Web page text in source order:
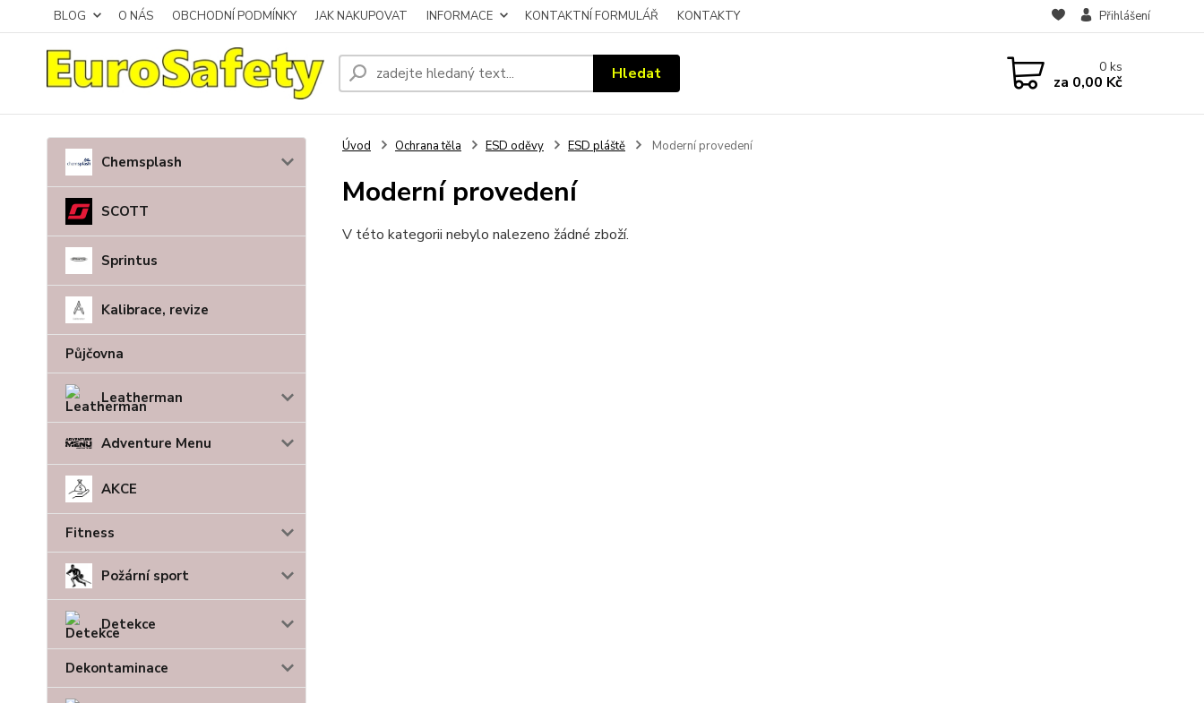
BLOG O NÁS OBCHODNÍ PODMÍNKY JAK NAKUPOVAT INFORMACE KONTAKTNÍ FORMULÁŘ KONTAKTY Přihlášení
Hledat 0ks
za 0,00 Kč
Chemsplash
SCOTT
Sprintus
Kalibrace, revize
Půjčovna
Leatherman
Adventure Menu
AKCE
Fitness
Požární sport
Detekce
Dekontaminace
Úvod Ochrana těla ESD oděvy ESD pláště Moderní provedení
Moderní provedení
V této kategorii nebylo nalezeno žádné zboží.